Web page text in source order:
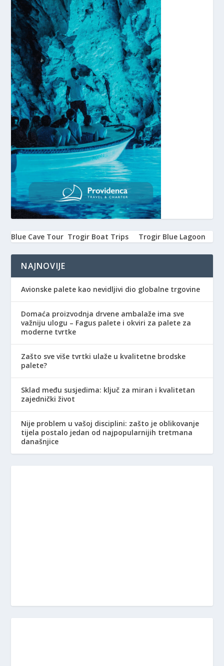
Blue Cave Tour Trogir Boat Trips Trogir Blue Lagoon
NAJNOVIJE
Avionske palete kao nevidljivi dio globalne trgovine
Domaća proizvodnja drvene ambalaže ima sve
važniju ulogu – Fagus palete i okviri za palete za
moderne tvrtke
Zašto sve više tvrtki ulaže u kvalitetne brodske
palete?
Sklad među susjedima: ključ za miran i kvalitetan
zajednički život
Nije problem u vašoj disciplini: zašto je oblikovanje
tijela postalo jedan od najpopularnijih tretmana
današnjice